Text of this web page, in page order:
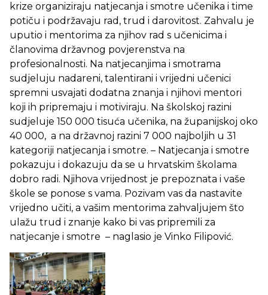
krize organiziraju natjecanja i smotre učenika i time
potiču i podržavaju rad, trud i darovitost. Zahvalu je
uputio i mentorima za njihov rad s učenicima i
članovima državnog povjerenstva na
profesionalnosti. Na natjecanjima i smotrama
sudjeluju nadareni, talentirani i vrijedni učenici
spremni usvajati dodatna znanja i njihovi mentori
koji ih pripremaju i motiviraju. Na školskoj razini
sudjeluje 150 000 tisuća učenika, na županijskoj oko
40 000, a na državnoj razini 7 000 najboljih u 31
kategoriji natjecanja i smotre. – Natjecanja i smotre
pokazuju i dokazuju da se u hrvatskim školama
dobro radi. Njihova vrijednost je prepoznata i vaše
škole se ponose s vama. Pozivam vas da nastavite
vrijedno učiti, a vašim mentorima zahvaljujem što
ulažu trud i znanje kako bi vas pripremili za
natjecanje i smotre – naglasio je Vinko Filipović.